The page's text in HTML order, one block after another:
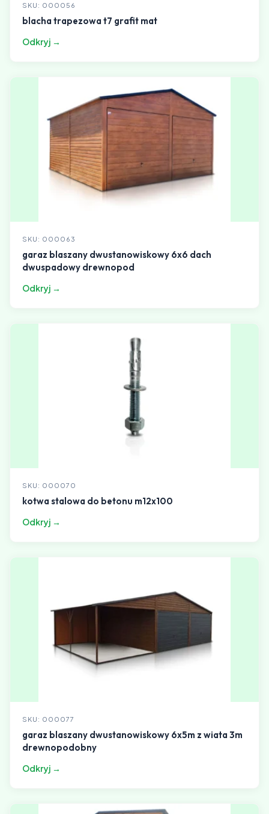
SKU: 000056
blacha trapezowa t7 grafit mat
Odkryj →
SKU: 000063
garaz blaszany dwustanowiskowy 6x6 dach
dwuspadowy drewnopod
Odkryj →
SKU: 000070
kotwa stalowa do betonu m12x100
Odkryj →
SKU: 000077
garaz blaszany dwustanowiskowy 6x5m z wiata 3m
drewnopodobny
Odkryj →